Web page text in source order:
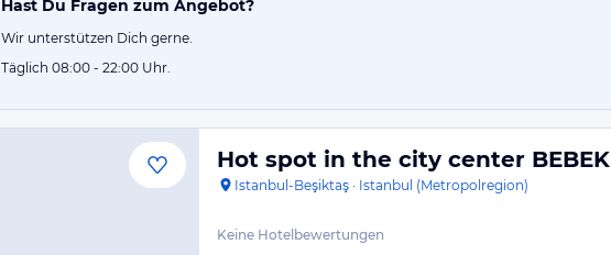
Hast Du Fragen zum Angebot?
Wir unterstützen Dich gerne.
Täglich 08:00 - 22:00 Uhr.
Hot spot in the city center BEBEK
Istanbul-Beşiktaş · Istanbul (Metropolregion)
Keine Hotelbewertungen